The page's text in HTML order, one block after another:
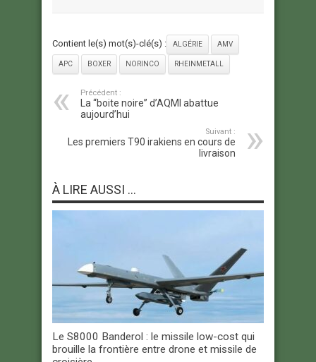
Contient le(s) mot(s)-clé(s) : ALGÉRIE AMV
APC BOXER NORINCO RHEINMETALL
Précédent :
La “boite noire” d’AQMI abattue
aujourd’hui
Suivant :
Les premiers T90 irakiens en cours de
livraison
À LIRE AUSSI ...
Le S8000 Banderol : le missile low-cost qui
brouille la frontière entre drone et missile de